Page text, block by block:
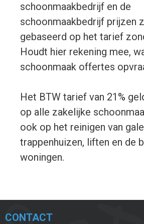
schoonmaakbedrijf en de
schoonmaakbedrijf prijzen
gebaseerd op het tarief
Houdt hier rekening mee,
schoonmaak offertes
Het BTW tarief van 21%
op alle zakelijke
ook op het reinigen van
trappenhuizen, liften en de
woningen.
CONTACT